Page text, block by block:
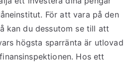
För att vara på den
kan du dessutom se till att
högsta sparränta är utlovad
Hos ett